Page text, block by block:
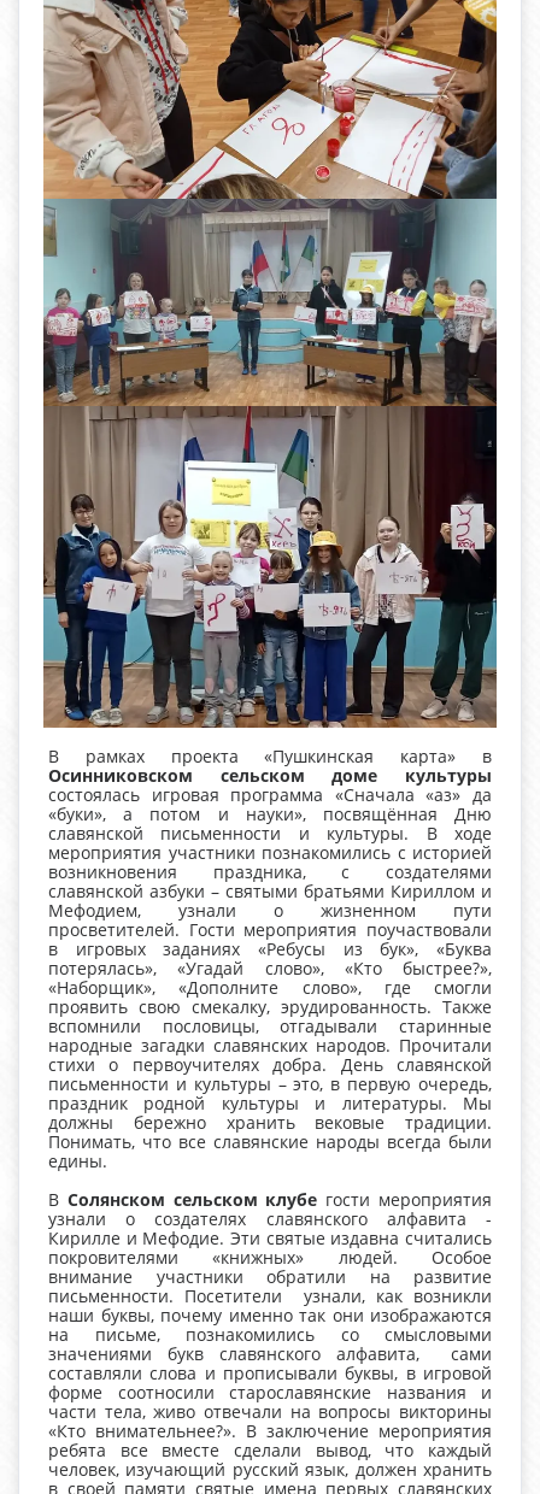
В рамках проекта «Пушкинская карта» в
Осинниковском сельском доме культуры
состоялась игровая программа «Сначала «аз» да
«буки», а потом и науки», посвящённая Дню
славянской письменности и культуры. В ходе
мероприятия участники познакомились с историей
возникновения праздника, с создателями
славянской азбуки – святыми братьями Кириллом и
Мефодием, узнали о жизненном пути
просветителей. Гости мероприятия поучаствовали
в игровых заданиях «Ребусы из бук», «Буква
потерялась», «Угадай слово», «Кто быстрее?»,
«Наборщик», «Дополните слово», где смогли
проявить свою смекалку, эрудированность. Также
вспомнили пословицы, отгадывали старинные
народные загадки славянских народов. Прочитали
стихи о первоучителях добра. День славянской
письменности и культуры – это, в первую очередь,
праздник родной культуры и литературы. Мы
должны бережно хранить вековые традиции.
Понимать, что все славянские народы всегда были
едины.
В Солянском сельском клубе гости мероприятия
узнали о создателях славянского алфавита -
Кирилле и Мефодие. Эти святые издавна считались
покровителями «книжных» людей. Особое
внимание участники обратили на развитие
письменности. Посетители узнали, как возникли
наши буквы, почему именно так они изображаются
на письме, познакомились со смысловыми
значениями букв славянского алфавита, сами
составляли слова и прописывали буквы, в игровой
форме соотносили старославянские названия и
части тела, живо отвечали на вопросы викторины
«Кто внимательнее?». В заключение мероприятия
ребята все вместе сделали вывод, что каждый
человек, изучающий русский язык, должен хранить
в своей памяти святые имена первых славянских